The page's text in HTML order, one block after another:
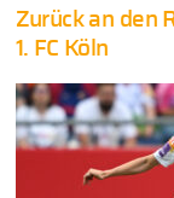
Zurück an den
1. FC Köln